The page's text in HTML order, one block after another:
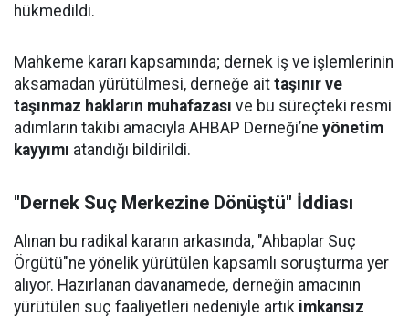
hükmedildi.
Mahkeme kararı kapsamında; dernek iş ve işlemlerinin
aksamadan yürütülmesi, derneğe ait taşınır ve
taşınmaz hakların muhafazası ve bu süreçteki resmi
adımların takibi amacıyla AHBAP Derneği’ne yönetim
kayyımı atandığı bildirildi.
"Dernek Suç Merkezine Dönüştü" İddiası
Alınan bu radikal kararın arkasında, "Ahbaplar Suç
Örgütü"ne yönelik yürütülen kapsamlı soruşturma yer
alıyor. Hazırlanan davanamede, derneğin amacının
yürütülen suç faaliyetleri nedeniyle artık imkansız